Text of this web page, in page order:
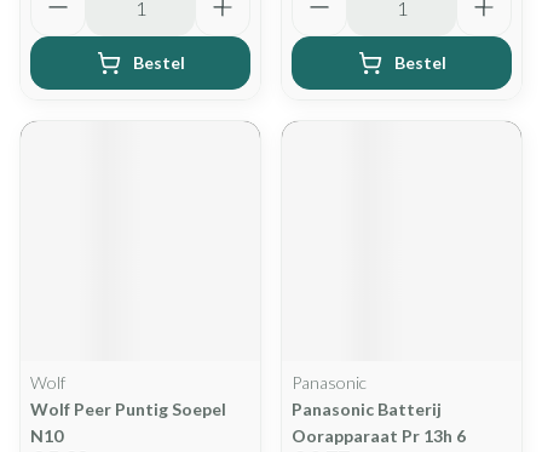
Bestel Bestel
Wolf
Wolf Peer Puntig Soepel
N10
Panasonic
Panasonic Batterij
Oorapparaat Pr 13h 6